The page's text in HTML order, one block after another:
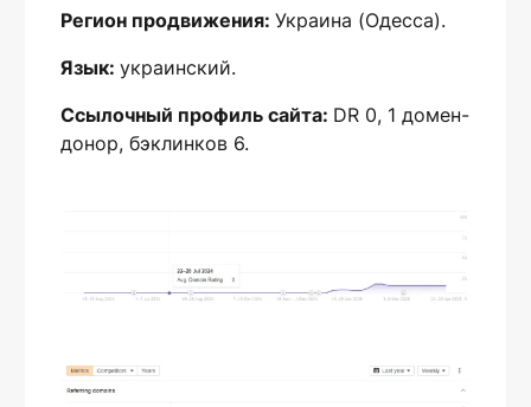
Регион продвижения: Украина (Одесса).
Язык: украинский.
Ссылочный профиль сайта: DR 0, 1 домен-
донор, бэклинков 6.